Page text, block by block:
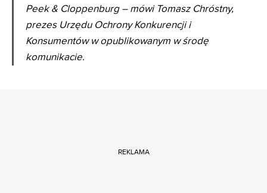
Peek & Cloppenburg – mówi Tomasz Chróstny,
prezes Urzędu Ochrony Konkurencji i
Konsumentów w opublikowanym w środę
komunikacie.
REKLAMA